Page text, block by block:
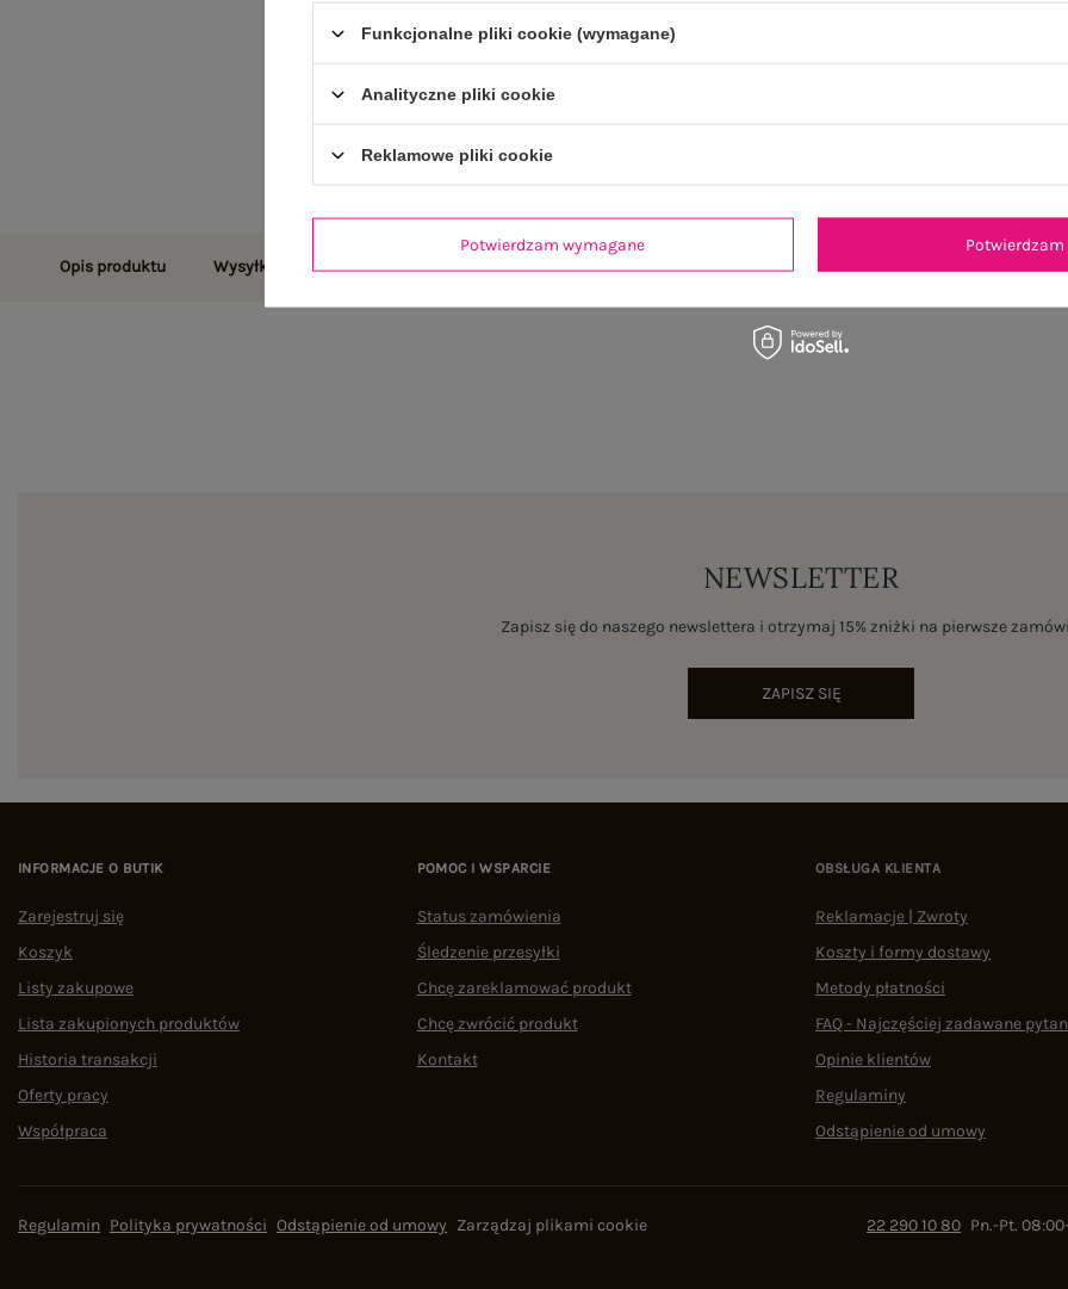
Opis produktu Wysyłka i dostawa Zwroty i reklamacje Opinie o produkcie(0)
NEWSLETTER
Zapisz się do naszego newslettera i otrzymaj 15% zniżki na pierwsze
ZAPISZ SIĘ
INFORMACJE O BUTIK
Zarejestruj się
Koszyk
Listy zakupowe
Lista zakupionych produktów
Historia transakcji
Oferty pracy
Współpraca
POMOC I WSPARCIE
Status zamówienia
Śledzenie przesyłki
Chcę zareklamować produkt
Chcę zwrócić produkt
Kontakt
OBSŁUGA KLIENTA
Reklamacje | Zwroty
Koszty i formy dostawy
Metody płatności
FAQ - Najczęściej zadawane
Opinie klientów
Regulaminy
Odstąpienie od umowy
Regulamin Polityka prywatności Odstąpienie od umowy Zarządzaj plikami cookie 22 290 10 80 Pn.-Pt.
Funkcjonalne pliki cookie (wymagane)
Analityczne pliki cookie
Reklamowe pliki cookie
Potwierdzam wymagane